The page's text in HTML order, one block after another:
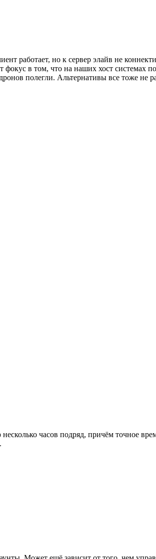
работает, но к сервер элайв не
в том, что на наших хост системах
полегли. Альтернативы все тоже не
часов подряд, причём точное